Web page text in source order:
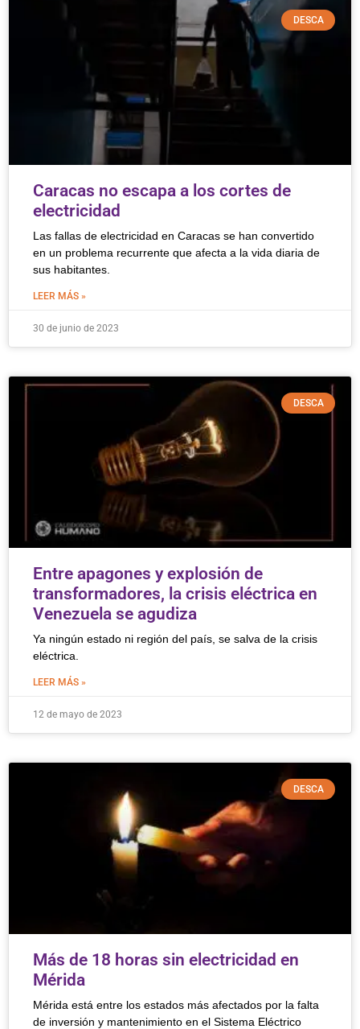
DESCA
Caracas no escapa a los cortes de
electricidad
Las fallas de electricidad en Caracas se han convertido
en un problema recurrente que afecta a la vida diaria de
sus habitantes.
LEER MÁS »
30 de junio de 2023
DESCA
Entre apagones y explosión de
transformadores, la crisis eléctrica en
Venezuela se agudiza
Ya ningún estado ni región del país, se salva de la crisis
eléctrica.
LEER MÁS »
12 de mayo de 2023
DESCA
Más de 18 horas sin electricidad en
Mérida
Mérida está entre los estados más afectados por la falta
de inversión y mantenimiento en el Sistema Eléctrico